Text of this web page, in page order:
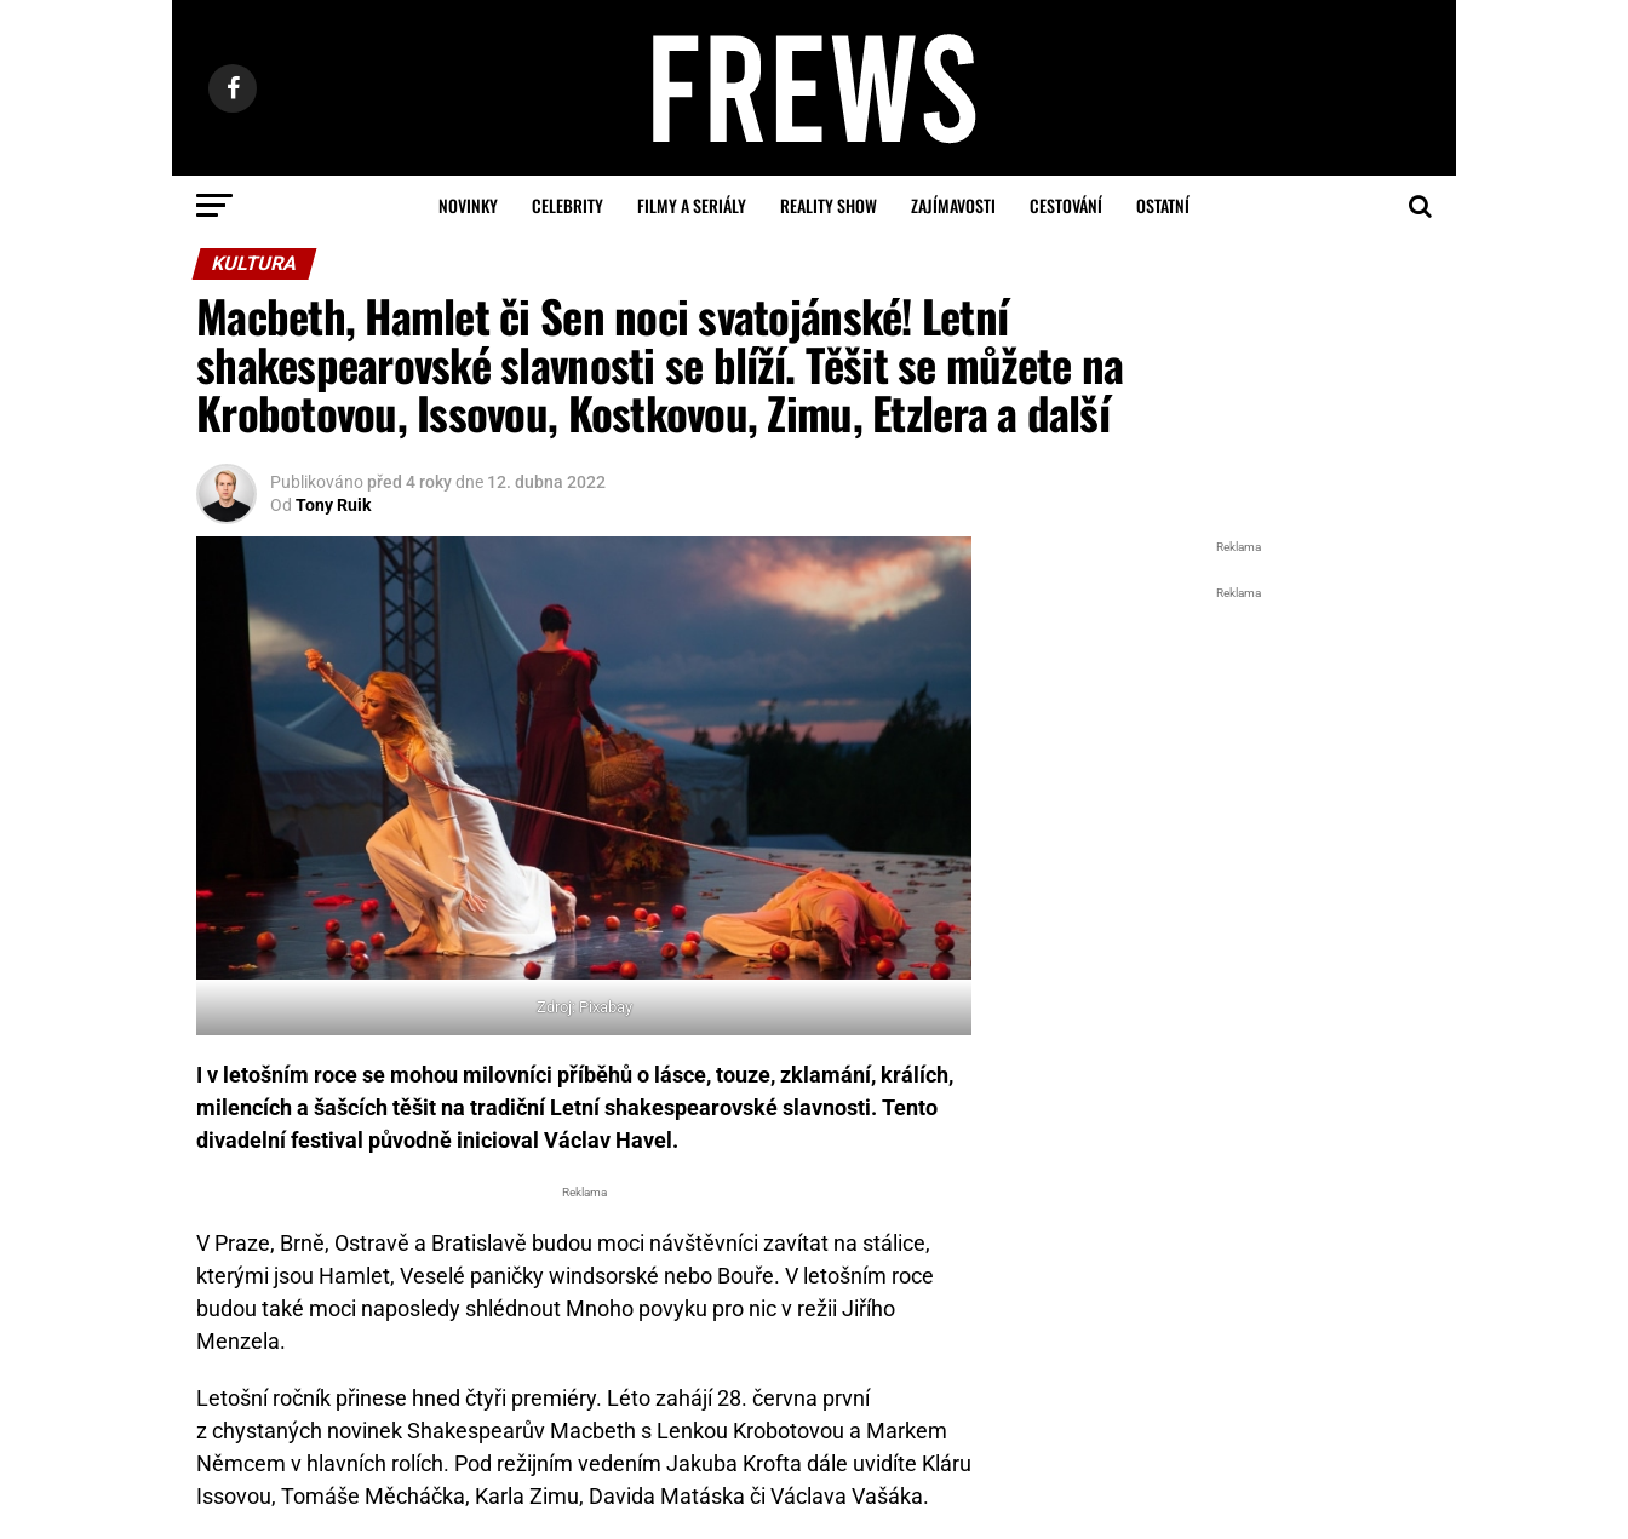
NOVINKY CELEBRITY FILMY A SERIÁLY REALITY SHOW ZAJÍMAVOSTI CESTOVÁNÍ OSTATNÍ
KULTURA
Macbeth, Hamlet či Sen noci svatojánské! Letní
shakespearovské slavnosti se blíží. Těšit se můžete na
Krobotovou, Issovou, Kostkovou, Zimu, Etzlera a další
Publikováno před 4 rokydne 12. dubna 2022
Od Tony Ruik
Zdroj: Pixabay
I v letošním roce se mohou milovníci příběhů o lásce, touze, zklamání, králích,
milencích a šašcích těšit na tradiční Letní shakespearovské slavnosti. Tento
divadelní festival původně inicioval Václav Havel.
Reklama
V Praze, Brně, Ostravě a Bratislavě budou moci návštěvníci zavítat na stálice,
kterými jsou Hamlet, Veselé paničky windsorské nebo Bouře. V letošním roce
budou také moci naposledy shlédnout Mnoho povyku pro nic v režii Jiřího
Menzela.
Letošní ročník přinese hned čtyři premiéry. Léto zahájí 28. června první
z chystaných novinek Shakespearův Macbeth s Lenkou Krobotovou a Markem
Němcem v hlavních rolích. Pod režijním vedením Jakuba Krofta dále uvidíte Kláru
Issovou, Tomáše Měcháčka, Karla Zimu, Davida Matáska či Václava Vašáka.
Reklama
Reklama